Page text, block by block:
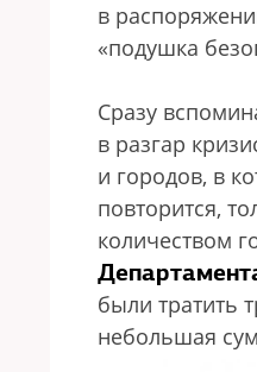
в
«подушка
Сразу
в разгар
и городов, в
повторится,
количеством
были тратить
небольшая